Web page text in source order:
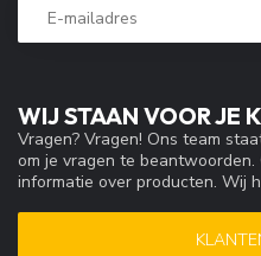
WIJ STAAN VOOR JE
Vragen? Vragen! Ons team
om je vragen te
informatie over producten. Wij